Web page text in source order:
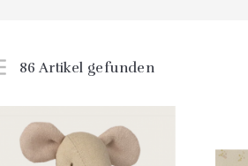
86 Artikel gefunden